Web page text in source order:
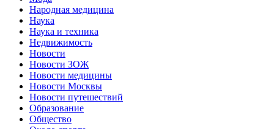
Народная медицина
Наука
Наука и техника
Недвижимость
Новости
Новости ЗОЖ
Новости медицины
Новости Москвы
Новости путешествий
Образование
Общество